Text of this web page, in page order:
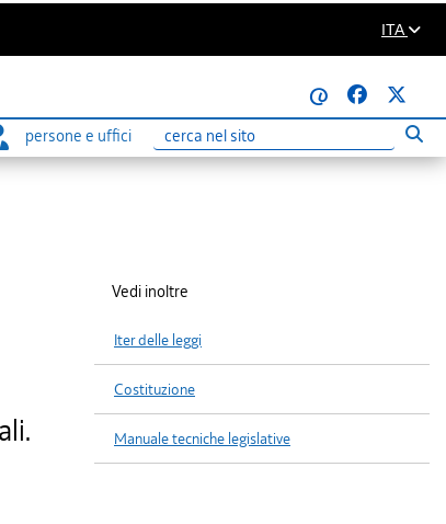
ITA
@
persone e uffici
Ricerca
Vedi inoltre
Iter delle leggi
Costituzione
Manuale tecniche legislative